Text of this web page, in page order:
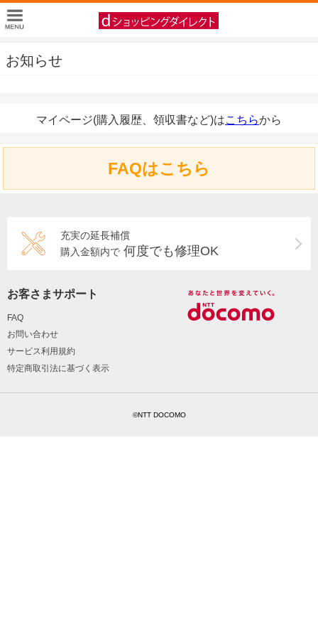
お知らせ
マイページ(購入履歴、領収書など)はこちらから
FAQはこちら
充実の延長補償
購入金額内で 何度でも修理OK
お客さまサポート
FAQ
お問い合わせ
サービス利用規約
特定商取引法に基づく表示
©NTT DOCOMO